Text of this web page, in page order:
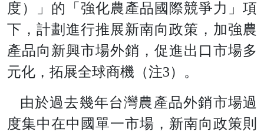
度）」的「強化農產品國際競爭力」項
下，計劃進行推展新南向政策，加強農
產品向新興市場外銷，促進出口市場多
元化，拓展全球商機（注3）。
由於過去幾年台灣農產品外銷市場過
度集中在中國單一市場，新南向政策則